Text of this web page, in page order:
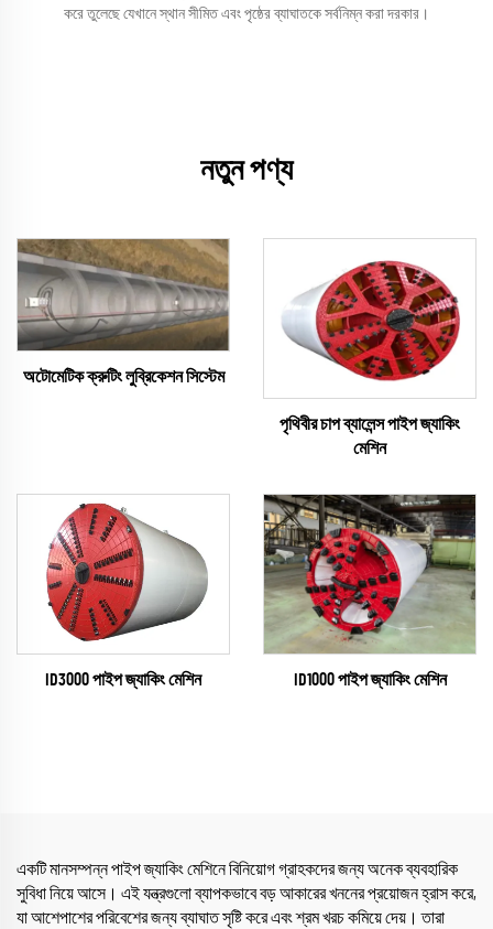
করে তুলেছে যেখানে স্থান সীমিত এবং পৃষ্ঠের ব্যাঘাতকে সর্বনিম্ন করা দরকার।
নতুন পণ্য
অটোমেটিক ক্রুটিং লুব্রিকেশন সিস্টেম
পৃথিবীর চাপ ব্যালেন্স পাইপ জ্যাকিং
মেশিন
ID3000 পাইপ জ্যাকিং মেশিন ID1000 পাইপ জ্যাকিং মেশিন
একটি মানসম্পন্ন পাইপ জ্যাকিং মেশিনে বিনিয়োগ গ্রাহকদের জন্য অনেক ব্যবহারিক
সুবিধা নিয়ে আসে। এই যন্ত্রগুলো ব্যাপকভাবে বড় আকারের খননের প্রয়োজন হ্রাস করে,
যা আশেপাশের পরিবেশের জন্য ব্যাঘাত সৃষ্টি করে এবং শ্রম খরচ কমিয়ে দেয়। তারা